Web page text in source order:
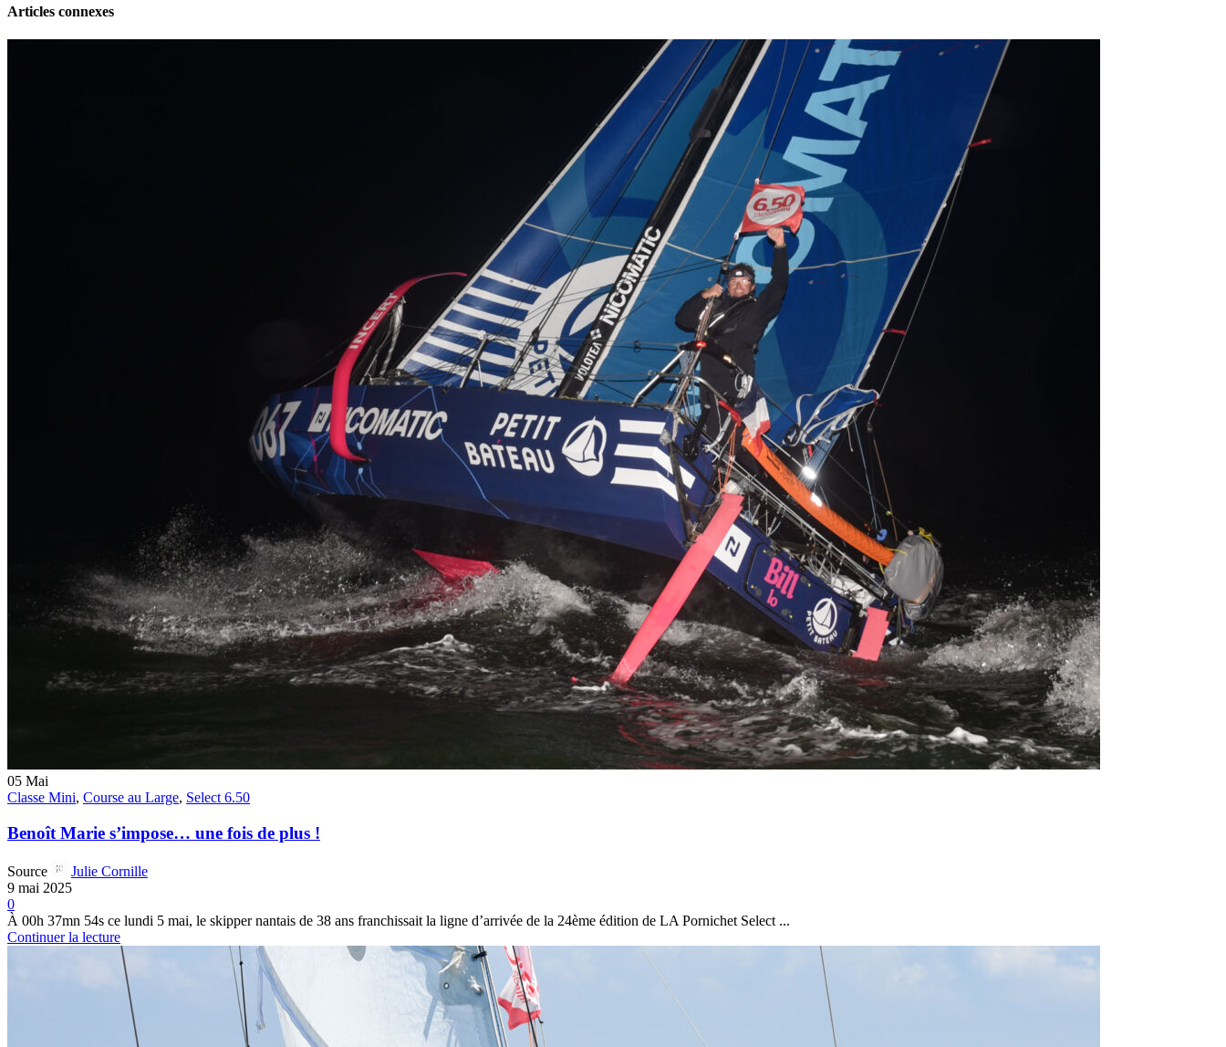
ARKEA ULTIM CHALLENGE,Classe Ultim 32/23,Records
Gitana Team
28 février 2025
13Fév
Class40
,Classe Ultim 32/23,Course au Large,IMOCA,Multi50 - Ocean Fifty,Transat Café l'Or,Transat Jacques Vabre
4 classes, 4 parcours, 4 duos vainqueurs
Source
Transat Café l'Or
Articles connexes
05 Mai
Classe Mini, Course au Large, Select 6.50
Benoît Marie s’impose… une fois de plus !
Source
Julie Cornille
9 mai 2025
0
À 00h 37mn 54s ce lundi 5 mai, le skipper nantais de 38 ans franchissait la ligne d’arrivée de la 24ème édition de LA Pornichet Select ...
Continuer la lecture